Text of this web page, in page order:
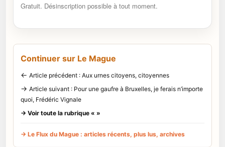
Gratuit. Désinscription possible à tout moment.
Continuer sur Le Mague
← Article précédent : Aux urnes citoyens, citoyennes
→ Article suivant : Pour une gaufre à Bruxelles, je ferais n’importe
quoi, Frédéric Vignale
→ Voir toute la rubrique « »
→ Le Flux du Mague : articles récents, plus lus, archives